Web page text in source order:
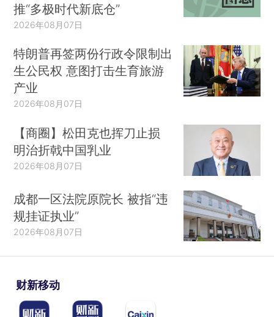
推“多极时代新底仓”
2026年08月07日
特朗普再签两份行政令限制出
生公民权 意图打击生育旅游
产业
2026年08月07日
【商圈】松田克也挥刀止损
明治折戟中国乳业
2026年08月07日
成都一区法院原院长 被指“违
规挂证执业”
2026年08月07日
财新移动